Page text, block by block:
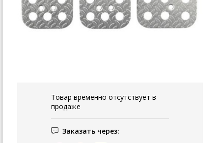
Товар временно отсутствует в
продаже
Заказать через: